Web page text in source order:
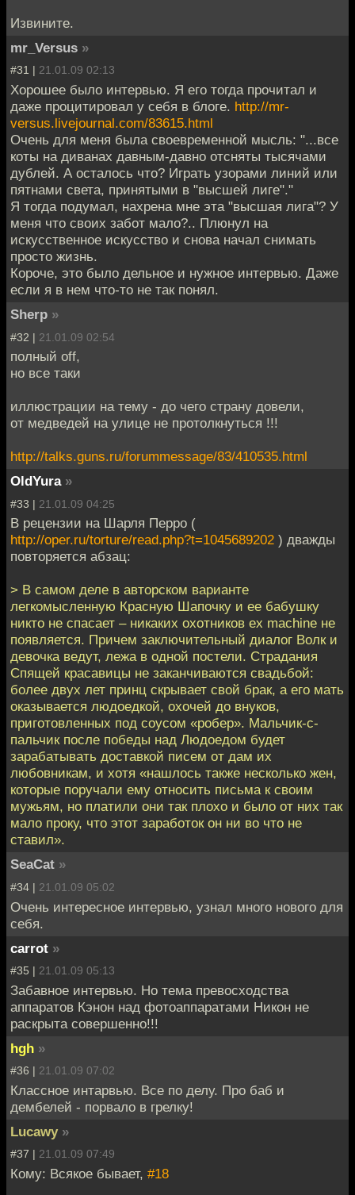
Извините.
mr_Versus »
#31 | 21.01.09 02:13
Хорошее было интервью. Я его тогда прочитал и
даже процитировал у себя в блоге. http://mr-
versus.livejournal.com/83615.html
Очень для меня была своевременной мысль: "...все
коты на диванах давным-давно отсняты тысячами
дублей. А осталось что? Играть узорами линий или
пятнами света, принятыми в "высшей лиге"."
Я тогда подумал, нахрена мне эта "высшая лига"? У
меня что своих забот мало?.. Плюнул на
искусственное искусство и снова начал снимать
просто жизнь.
Короче, это было дельное и нужное интервью. Даже
если я в нем что-то не так понял.
Sherp »
#32 | 21.01.09 02:54
полный off,
но все таки
иллюстрации на тему - до чего страну довели,
от медведей на улице не протолкнуться !!!
http://talks.guns.ru/forummessage/83/410535.html
OldYura »
#33 | 21.01.09 04:25
В рецензии на Шарля Перро (
http://oper.ru/torture/read.php?t=1045689202 ) дважды
повторяется абзац:
> В самом деле в авторском варианте
легкомысленную Красную Шапочку и ее бабушку
никто не спасает – никаких охотников ex machine не
появляется. Причем заключительный диалог Волк и
девочка ведут, лежа в одной постели. Страдания
Спящей красавицы не заканчиваются свадьбой:
более двух лет принц скрывает свой брак, а его мать
оказывается людоедкой, охочей до внуков,
приготовленных под соусом «робер». Мальчик-с-
пальчик после победы над Людоедом будет
зарабатывать доставкой писем от дам их
любовникам, и хотя «нашлось также несколько жен,
которые поручали ему относить письма к своим
мужьям, но платили они так плохо и было от них так
мало проку, что этот заработок он ни во что не
ставил».
SeaCat »
#34 | 21.01.09 05:02
Очень интересное интервью, узнал много нового для
себя.
carrot »
#35 | 21.01.09 05:13
Забавное интервью. Но тема превосходства
аппаратов Кэнон над фотоаппаратами Никон не
раскрыта совершенно!!!
hgh »
#36 | 21.01.09 07:02
Классное интарвью. Все по делу. Про баб и
дембелей - порвало в грелку!
Lucawy »
#37 | 21.01.09 07:49
Кому: Всякое бывает, #18